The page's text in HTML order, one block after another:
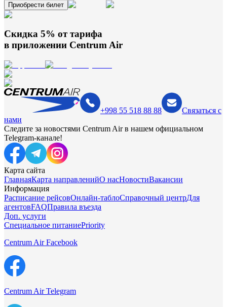
Приобрести билет
Скидка 5% от тарифа
в приложении Centrum Air
+998 55 518 88 88
Связаться с
нами
Следите за новостями Centrum Air в нашем официальном
Telegram-канале!
Карта сайта
ГлавнаяКарта направленийО насНовостиВакансии
Информация
Расписание рейсовОнлайн-таблоСправочный центрДля
агентовFAQПравила въезда
Доп. услуги
Специальное питаниеPriority
Centrum Air Facebook
Centrum Air Telegram